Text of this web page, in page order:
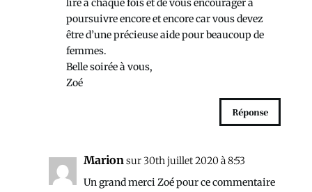
lire à chaque fois et de vous encourager à
poursuivre encore et encore car vous devez
être d’une précieuse aide pour beaucoup de
femmes.
Belle soirée à vous,
Zoé
Réponse
Marionsur 30th juillet 2020 à 8:53
Un grand merci Zoé pour ce commentaire